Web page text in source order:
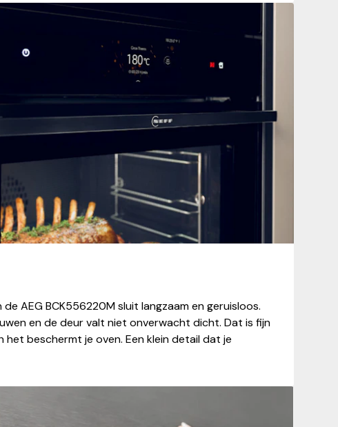
AEG BCK556220M sluit langzaam en geruisloos.
en de deur valt niet onverwacht dicht. Dat is fijn
het beschermt je oven. Een klein detail dat je